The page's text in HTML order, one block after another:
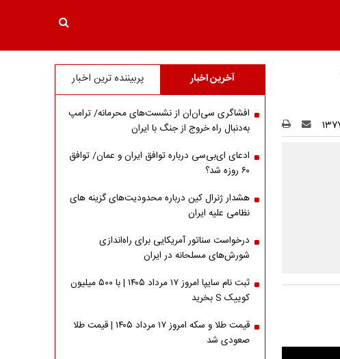
آخرین اخبار پربیننده ترین اخبار
افشاگری سی‌ان‌ان از نشست‌های محرمانه/ ترامپ
به‌دنبال راه خروج از جنگ با ایران
ادعای ای‌بی‌سی درباره توافق ایران و عمان/ توافق
۶۰ روزه شد؟
هشدار ژنرال کین درباره محدودیت‌های گزینه های
نظامی علیه ایران
درخواست سناتور آمریکایی برای راه‌اندازی
شورش‌های مسلحانه در ایران
ثبت نام سایپا امروز ۱۷ مرداد ۱۴۰۵ | با ۵۰۰ میلیون
کوییک S بخرید
قیمت طلا و سکه امروز ۱۷ مرداد ۱۴۰۵ | قیمت طلا
صعودی شد